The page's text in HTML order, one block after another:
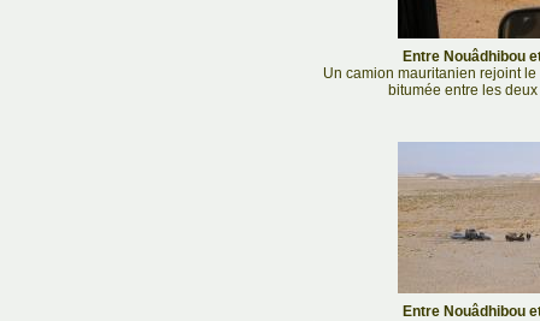
Entre Nouâdhibou
Un camion mauritanien rejoint
bitumée entre les
Entre Nouâdhibou